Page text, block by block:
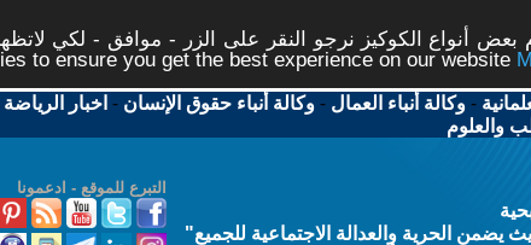
أنواع الكوكيز نرجو النقر على الزر - موافق - لكي
to ensure you get the best experience on our website
-وكالة أنباء العمال -وكالة أنباء حقوق الإنسان - اخبار الرياضة
والعلوم
التبرع للموقع - ادعمونا
الحرية والعدالة الاجتماعية للجميع"